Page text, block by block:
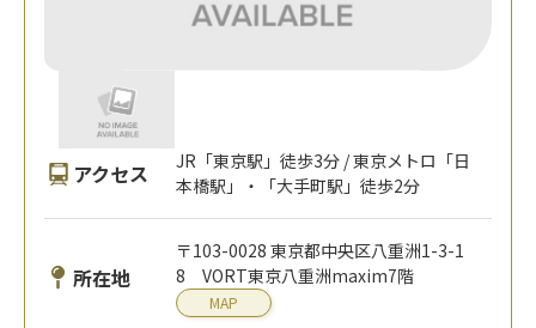
アクセス
JR「東京駅」徒歩3分 / 東京メトロ「日
本橋駅」・「大手町駅」徒歩2分
所在地
〒103-0028 東京都中央区八重洲1-3-1
8 VORT東京八重洲maxim7階
MAP